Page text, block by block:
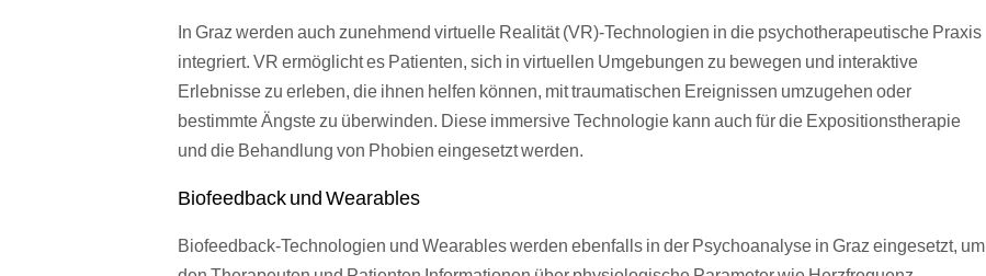
In Graz werden auch zunehmend virtuelle Realität (VR)-Technologien in die psychotherapeutische Praxis
integriert. VR ermöglicht es Patienten, sich in virtuellen Umgebungen zu bewegen und interaktive
Erlebnisse zu erleben, die ihnen helfen können, mit traumatischen Ereignissen umzugehen oder
bestimmte Ängste zu überwinden. Diese immersive Technologie kann auch für die Expositionstherapie
und die Behandlung von Phobien eingesetzt werden.
Biofeedback und Wearables
Biofeedback-Technologien und Wearables werden ebenfalls in der Psychoanalyse in Graz eingesetzt, um